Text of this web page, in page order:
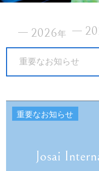
2026年
重要なお知らせ
重要なお知らせ